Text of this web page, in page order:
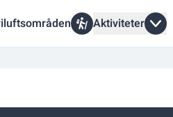
Aktiviteter